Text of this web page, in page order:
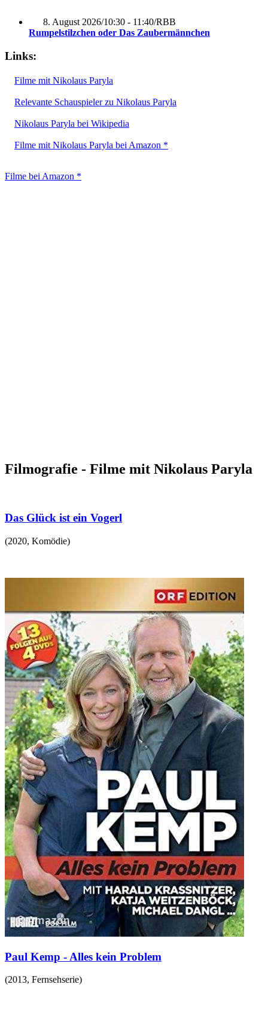
8. August 2026/10:30 - 11:40/RBB
Rumpelstilzchen oder Das Zaubermännchen
Links:
Filme mit Nikolaus Paryla
Relevante Schauspieler zu Nikolaus Paryla
Nikolaus Paryla bei Wikipedia
Filme mit Nikolaus Paryla bei Amazon *
Filme bei Amazon *
Filmografie - Filme mit Nikolaus Paryla
Das Glück ist ein Vogerl
(2020, Komödie)
Paul Kemp - Alles kein Problem
(2013, Fernsehserie)